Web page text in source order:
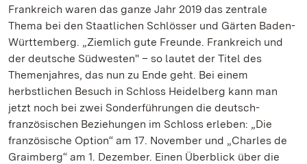
Frankreich waren das ganze Jahr 2019 das zentrale
Thema bei den Staatlichen Schlösser und Gärten Baden-
Württemberg. „Ziemlich gute Freunde. Frankreich und
der deutsche Südwesten" – so lautet der Titel des
Themenjahres, das nun zu Ende geht. Bei einem
herbstlichen Besuch in Schloss Heidelberg kann man
jetzt noch bei zwei Sonderführungen die deutsch-
französischen Beziehungen im Schloss erleben: „Die
französische Option“ am 17. November und „Charles de
Graimberg“ am 1. Dezember. Einen Überblick über die